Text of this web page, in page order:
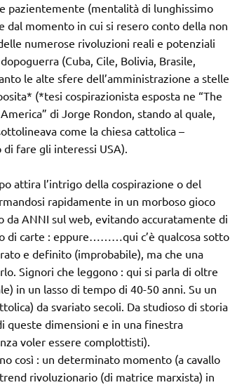
(mentalità di lunghissimo
dal momento in cui si resero conto della non
numerose rivoluzioni reali e potenziali
(Cuba, Cile, Bolivia, Brasile,
le alte sfere dell’amministrazione a stelle
(*tesi cospirazionista esposta ne “The
di Jorge Rondon, stando al quale,
come la chiesa cattolica –
fare gli interessi USA).
attira l’intrigo della cospirazione o del
rapidamente in un morboso gioco
da ANNI sul web, evitando accuratamente di
di carte : eppure………qui c’è qualcosa sotto
e definito (improbabile), ma che una
Signori che leggono : qui si parla di oltre
in un lasso di tempo di 40-50 anni. Su un
da svariato secoli. Da studioso di storia
queste dimensioni e in una finestra
voler essere complottisti).
così : un determinato momento (a cavallo
rivoluzionario (di matrice marxista) in